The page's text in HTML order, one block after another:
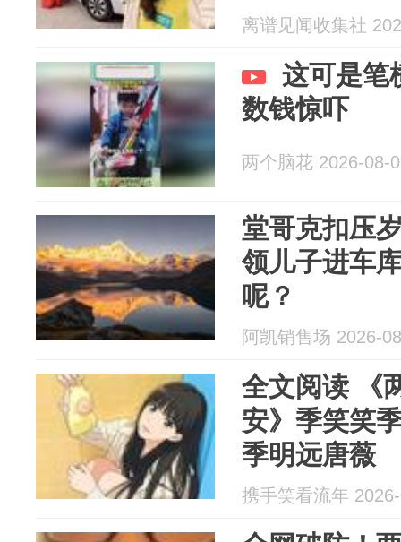
离谱见闻收集社
这可是笔
数钱惊吓
两个脑花 2026-08-
堂哥克扣压
领儿子进车
呢？
阿凯销售场 2026-
全文阅读 《
安》季笑笑
季明远唐薇
携手笑看流年